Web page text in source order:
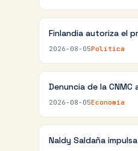
Finlandia autoriza el
2026-08-05Política
Denuncia de la
2026-08-05Economía
Naldy Saldaña